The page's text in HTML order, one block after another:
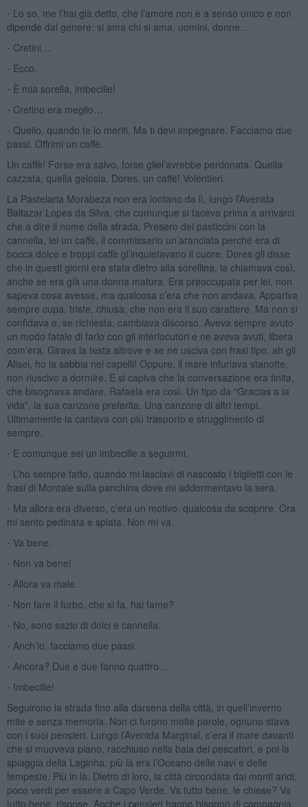
⁃ Lo so, me l’hai già detto, che l’amore non è a senso unico e non
dipende dal genere: si ama chi si ama, uomini, donne…
⁃ Cretini…
⁃ Ecco.
⁃ È mia sorella, imbecille!
⁃ Cretino era meglio…
⁃ Quello, quando te lo meriti. Ma ti devi impegnare. Facciamo due
passi. Offrimi un caffè.
Un caffè! Forse era salvo, forse gliel’avrebbe perdonata. Quella
cazzata, quella gelosia. Dores, un caffè! Volentieri.
La Pastelaria Morabeza non era lontano da lì, lungo l’Avenida
Baltazar Lopes da Silva, che comunque si faceva prima a arrivarci
che a dire il nome della strada. Presero dei pasticcini con la
cannella, lei un caffè, il commissario un’aranciata perché era di
bocca dolce e troppi caffè gl’inquietavano il cuore. Dores gli disse
che in questi giorni era stata dietro alla sorellina, la chiamava così,
anche se era già una donna matura. Era preoccupata per lei, non
sapeva cosa avesse, ma qualcosa c’era che non andava. Appariva
sempre cupa, triste, chiusa, che non era il suo carattere. Ma non si
confidava e, se richiesta, cambiava discorso. Aveva sempre avuto
un modo fatale di farlo con gli interlocutori e ne aveva avuti, libera
com’era. Girava la testa altrove e se ne usciva con frasi tipo, ah gli
Alisei, ho la sabbia nei capelli! Oppure, il mare infuriava stanotte,
non riuscivo a dormire. E si capiva che la conversazione era finita,
che bisognava andare. Rafaela era così. Un tipo da “Gracias a la
vida”, la sua canzone preferita. Una canzone di altri tempi.
Ultimamente la cantava con più trasporto e struggimento di
sempre.
⁃ E comunque sei un imbecille a seguirmi.
⁃ L’ho sempre fatto, quando mi lasciavi di nascosto i biglietti con le
frasi di Montale sulla panchina dove mi addormentavo la sera.
⁃ Ma allora era diverso, c’era un motivo, qualcosa da scoprire. Ora
mi sento pedinata e spiata. Non mi va.
⁃ Va bene.
⁃ Non va bene!
⁃ Allora va male.
⁃ Non fare il furbo, che si fa, hai fame?
⁃ No, sono sazio di dolci e cannella.
⁃ Anch’io, facciamo due passi.
⁃ Ancora? Due e due fanno quattro...
⁃ Imbecille!
Seguirono la strada fino alla darsena della città, in quell’inverno
mite e senza memoria. Non ci furono molte parole, ognuno stava
con i suoi pensieri. Lungo l’Avenida Marginal, c’era il mare davanti
che si muoveva piano, racchiuso nella baia dei pescatori, e poi la
spiaggia della Laginha, più là era l’Oceano delle navi e delle
tempeste. Più in là. Dietro di loro, la città circondata dai monti aridi,
poco verdi per essere a Capo Verde. Va tutto bene, le chiese? Va
tutto bene, rispose. Anche i pensieri hanno bisogno di compagnia.